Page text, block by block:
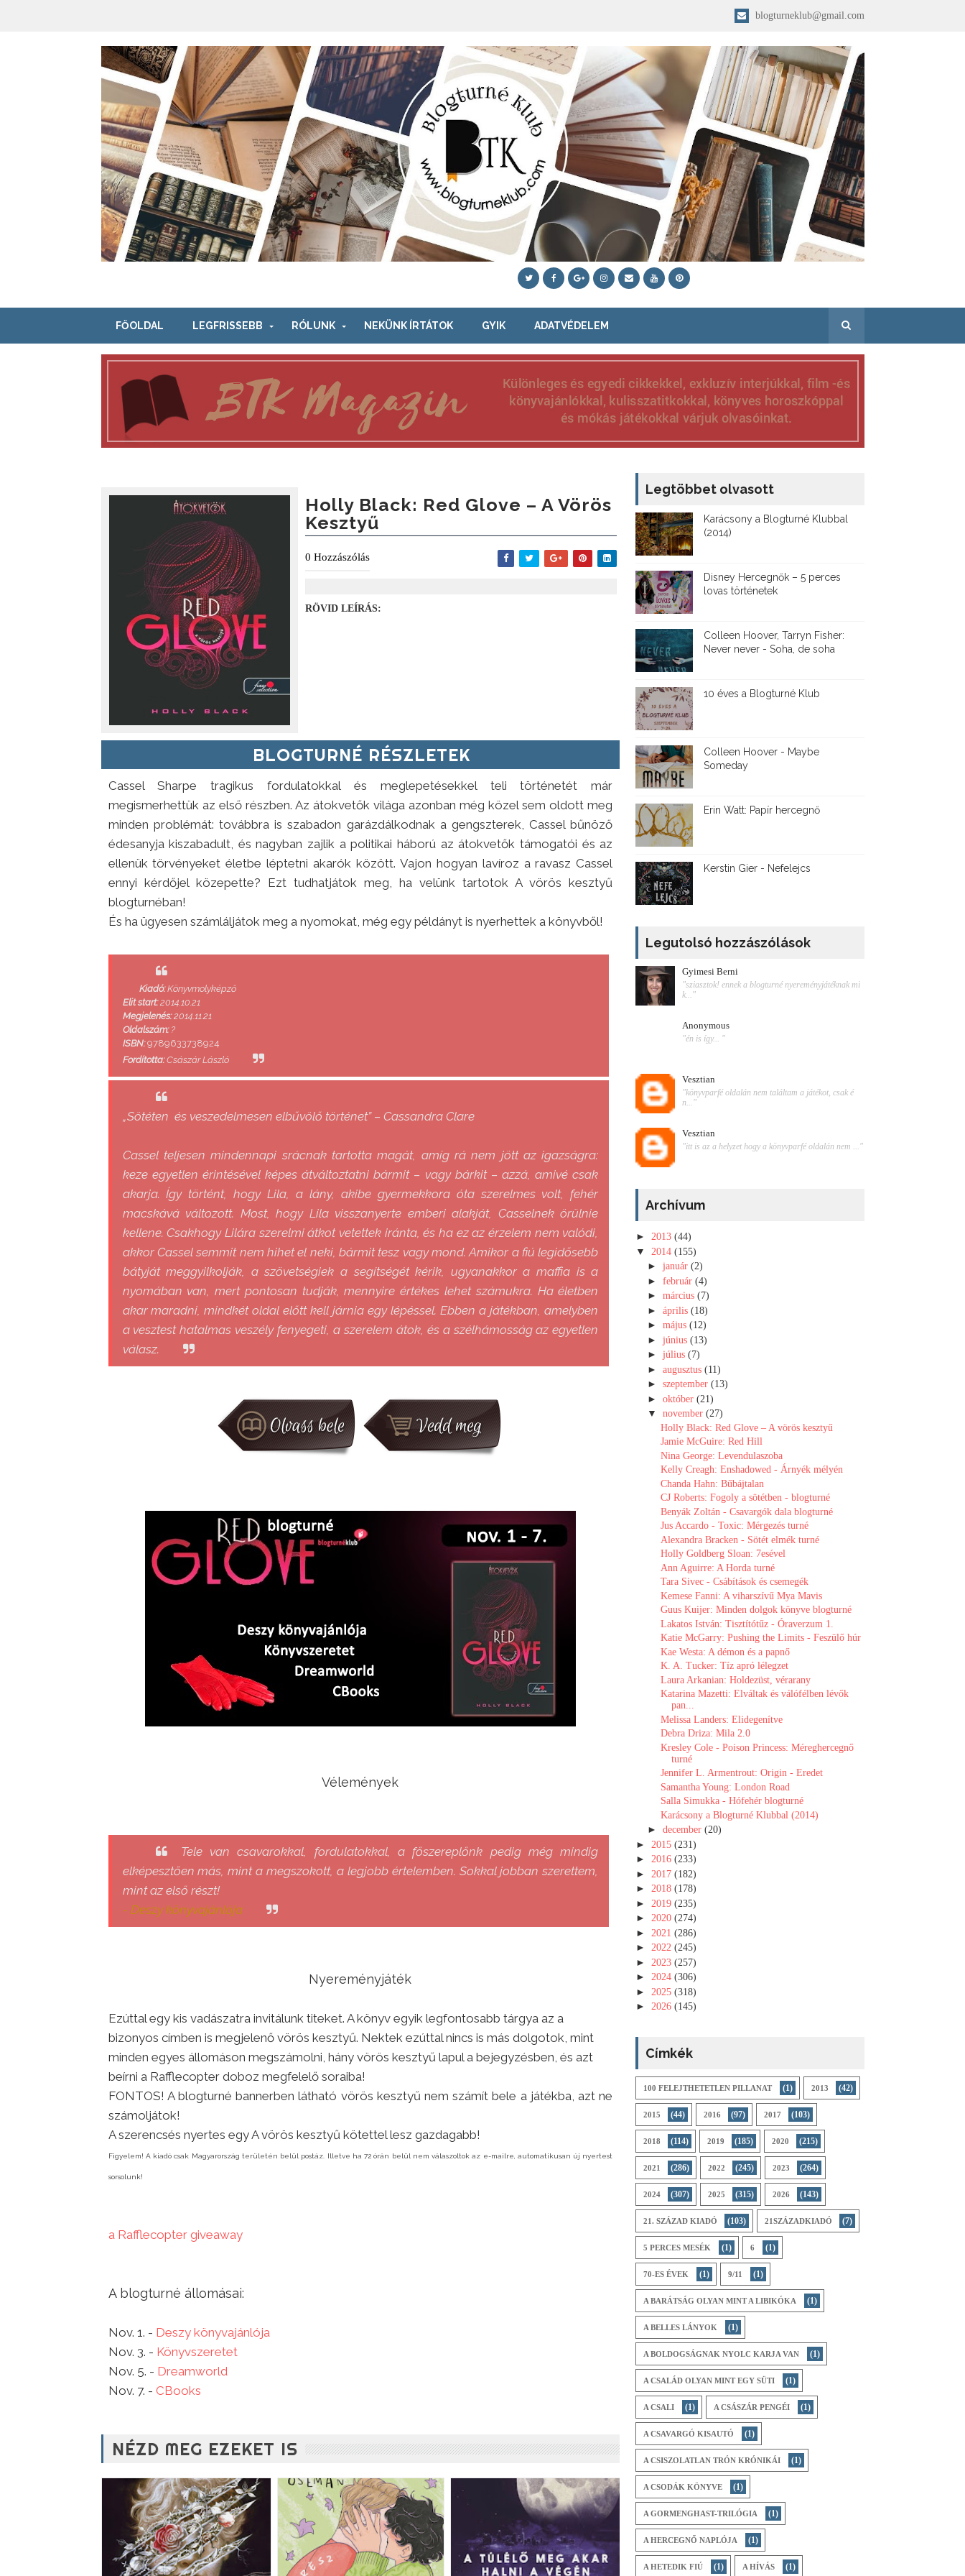
blogturneklub@gmail.com
FŐOLDAL LEGFRISSEBB RÓLUNK NEKÜNK ÍRTÁTOK GYIK ADATVÉDELEM
Holly Black: Red Glove – A Vörös
Kesztyű
0 Hozzászólás
RÖVID LEÍRÁS:
BLOGTURNÉ RÉSZLETEK
Cassel Sharpe tragikus fordulatokkal és meglepetésekkel teli történetét már
megismerhettük az első részben. Az átokvetők világa azonban még közel sem oldott meg
minden problémát: továbbra is szabadon garázdálkodnak a gengszterek, Cassel bűnöző
édesanyja kiszabadult, és nagyban zajlik a politikai háború az átokvetők támogatói és az
ellenük törvényeket életbe léptetni akarók között. Vajon hogyan lavíroz a ravasz Cassel
ennyi kérdőjel közepette? Ezt tudhatjátok meg, ha velünk tartotok A vörös kesztyű
blogturnéban!
És ha ügyesen számláljátok meg a nyomokat, még egy példányt is nyerhettek a könyvből!
Kiadó:Könyvmolyképző
Elit start:2014.10.21
Megjelenés:2014.11.21
Oldalszám:?
ISBN: 9789633738924
Fordította: Császár László
„Sötéten és veszedelmesen elbűvölő történet” – Cassandra Clare
Cassel teljesen mindennapi srácnak tartotta magát, amíg rá nem jött az igazságra:
keze egyetlen érintésével képes átváltoztatni bármit – vagy bárkit – azzá, amivé csak
akarja. Így történt, hogy Lila, a lány, akibe gyermekkora óta szerelmes volt, fehér
macskává változott. Most, hogy Lila visszanyerte emberi alakját, Casselnek örülnie
kellene. Csakhogy Lilára szerelmi átkot vetettek iránta, és ha ez az érzelem nem valódi,
akkor Cassel semmit nem hihet el neki, bármit tesz vagy mond. Amikor a fiú legidősebb
bátyját meggyilkolják, a szövetségiek a segítségét kérik, ugyanakkor a maffia is a
nyomában van, mert pontosan tudják, mennyire értékes lehet számukra. Ha életben
akar maradni, mindkét oldal előtt kell járnia egy lépéssel. Ebben a játékban, amelyben
a vesztest hatalmas veszély fenyegeti, a szerelem átok, és a szélhámosság az egyetlen
válasz.
Vélemények
Tele van csavarokkal, fordulatokkal, a főszereplőnk pedig még mindig
elképesztően más, mint a megszokott, a legjobb értelemben. Sokkal jobban szerettem,
mint az első részt!
- Deszy könyvajánlója
Nyereményjáték
Ezúttal egy kis vadászatra invitálunk titeket. A könyv egyik legfontosabb tárgya az a
bizonyos címben is megjelenő vörös kesztyű. Nektek ezúttal nincs is más dolgotok, mint
minden egyes állomáson megszámolni, hány vörös kesztyű lapul a bejegyzésben, és azt
beírni a Rafflecopter doboz megfelelő soraiba!
FONTOS! A blogturné bannerben látható vörös kesztyű nem számít bele a játékba, azt ne
számoljátok!
A szerencsés nyertes egy A vörös kesztyű kötettel lesz gazdagabb!
Figyelem! A kiadó csak Magyarország területén belül postáz. Illetve ha 72 órán belül nem válaszoltok az e-mailre, automatikusan új nyertest
sorsolunk!
a Rafflecopter giveaway
A blogturné állomásai:
Nov. 1. - Deszy könyvajánlója
Nov. 3. - Könyvszeretet
Nov. 5. - Dreamworld
Nov. 7. - CBooks
NÉZD MEG EZEKET IS
Legtöbbet olvasott
Karácsony a Blogturné Klubbal
(2014)
Disney ​Hercegnők – 5 perces
lovas történetek
Colleen Hoover, Tarryn Fisher:
Never never - Soha, de soha
10 éves a Blogturné Klub
Colleen Hoover - Maybe
Someday
Erin Watt: Papír hercegnő
Kerstin Gier - Nefelejcs
Legutolsó hozzászólások
Gyimesi Berni
"sziasztok! ennek a blogturné nyereményjátéknak mi
k..."
Anonymous
"én is így... "
Vesztian
"könyvparfé oldalán nem találtam a játékot, csak é
n..."
Vesztian
"itt is az a helyzet hogy a könyvparfé oldalán nem ..."
Archívum
► 2013 (44)
▼ 2014 (155)
►január(2)
►február(4)
►március(7)
►április(18)
►május(12)
►június(13)
►július(7)
►augusztus(11)
►szeptember(13)
►október(21)
▼ november(27)
Holly Black: Red Glove – A vörös kesztyű
Jamie McGuire: Red Hill
Nina George: Levendulaszoba
Kelly Creagh: Enshadowed - Árnyék mélyén
Chanda Hahn: Bűbájtalan
CJ Roberts: Fogoly a sötétben - blogturné
Benyák Zoltán - Csavargók dala blogturné
Jus Accardo - Toxic: Mérgezés turné
Alexandra Bracken - Sötét elmék turné
Holly Goldberg Sloan: 7esével
Ann Aguirre: A Horda turné
Tara Sivec - Csábítások és csemegék
Kemese Fanni: A viharszívű Mya Mavis
Guus Kuijer: Minden dolgok könyve blogturné
Lakatos István: Tisztítótűz - Óraverzum 1.
Katie McGarry: Pushing the Limits - Feszülő húr
Kae Westa: A démon és a papnő
K. A. Tucker: Tíz apró lélegzet
Laura Arkanian: Holdezüst, vérarany
Katarina Mazetti: Elváltak és válófélben lévők
pan...
Melissa Landers: Elidegenítve
Debra Driza: Mila 2.0
Kresley Cole - Poison Princess: Méreghercegnő
turné
Jennifer L. Armentrout: Origin - Eredet
Samantha Young: London Road
Salla Simukka - Hófehér blogturné
Karácsony a Blogturné Klubbal (2014)
►december(20)
► 2015 (231)
► 2016 (233)
► 2017 (182)
► 2018 (178)
► 2019 (235)
► 2020 (274)
► 2021 (286)
► 2022 (245)
► 2023 (257)
► 2024 (306)
► 2025 (318)
► 2026 (145)
Címkék
100 FELEJTHETETLEN PILLANAT (1) 2013 (42)
2015 (44) 2016 (97) 2017 (103)
2018 (114) 2019 (185) 2020 (215)
2021 (286) 2022 (245) 2023 (264)
2024 (307) 2025 (315) 2026 (143)
21. SZÁZAD KIADÓ (103) 21SZÁZADKIADÓ (7)
5 PERCES MESÉK (1) 6 (1)
70-ES ÉVEK (1) 9/11 (1)
A BARÁTSÁG OLYAN MINT A LIBIKÓKA (1)
A BELLES LÁNYOK (1)
A BOLDOGSÁGNAK NYOLC KARJA VAN (1)
A CSALÁD OLYAN MINT EGY SÜTI (1)
A CSALI (1) A CSÁSZÁR PENGÉI (1)
A CSAVARGÓ KISAUTÓ (1)
A CSISZOLATLAN TRÓN KRÓNIKÁI (1)
A CSODÁK KÖNYVE (1)
A GORMENGHAST-TRILÓGIA (1)
A HERCEGNŐ NAPLÓJA (1)
A HETEDIK FIÚ (1) A HÍVÁS (1)